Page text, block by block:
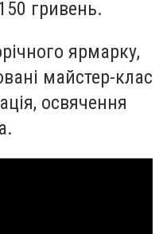
гривень.
ярмарку,
майстер-клас
освячення